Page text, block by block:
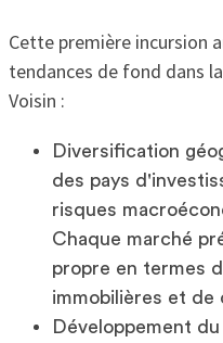
Cette première incursion
tendances de fond dans
Voisin :
Diversification
des pays
risques
Chaque marché
propre en termes
immobilières et de
Développement